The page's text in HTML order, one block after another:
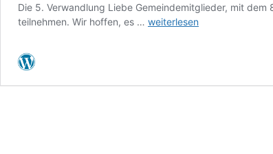
Die 5. Verwandlung Liebe Gemeindemitglieder, mit
teilnehmen. Wir hoffen, es … Unser
weiterlesen